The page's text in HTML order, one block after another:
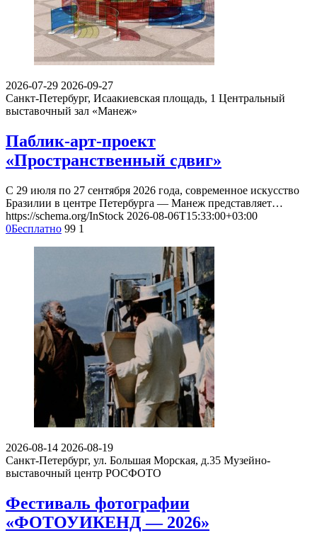
2026-07-29 2026-09-27
Санкт-Петербург, Исаакиевская площадь, 1 Центральный
выставочный зал «Манеж»
Паблик-арт-проект
«Пространственный сдвиг»
С 29 июля по 27 сентября 2026 года, современное искусство
Бразилии в центре Петербурга — Манеж представляет…
https://schema.org/InStock 2026-08-06T15:33:00+03:00
0Бесплатно 99 1
2026-08-14 2026-08-19
Санкт-Петербург, ул. Большая Морская, д.35 Музейно-
выставочный центр РОСФОТО
Фестиваль фотографии
«ФОТОУИКЕНД — 2026»